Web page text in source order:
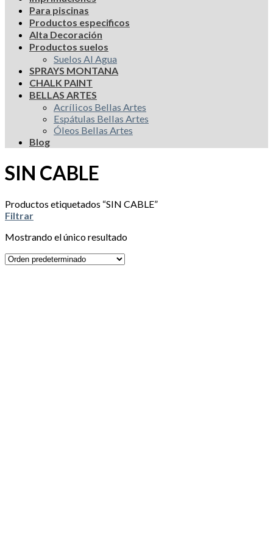
Para piscinas
Productos especificos
Alta Decoración
Productos suelos
Suelos Al Agua
SPRAYS MONTANA
CHALK PAINT
BELLAS ARTES
Acrílicos Bellas Artes
Espátulas Bellas Artes
Óleos Bellas Artes
Blog
SIN CABLE
Productos etiquetados “SIN CABLE”
Filtrar
Mostrando el único resultado